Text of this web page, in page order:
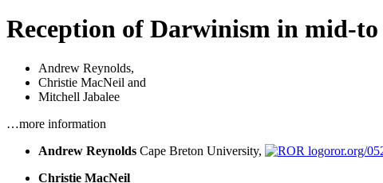
Reception of Darwinism in mid-
Andrew Reynolds,
Christie MacNeil and
Mitchell Jabalee
…more information
Andrew Reynolds Cape Breton University,
ror.org/
Christie MacNeil